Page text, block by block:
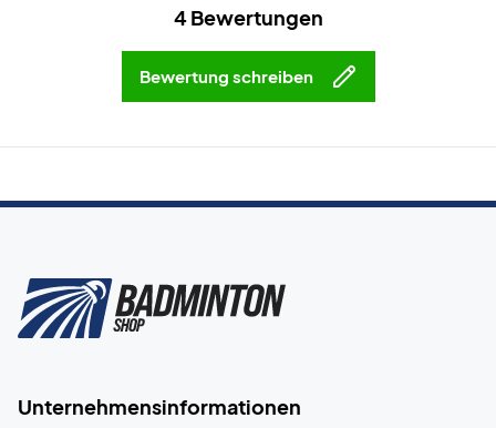
4 Bewertungen
Bewertung schreiben
Unternehmensinformationen